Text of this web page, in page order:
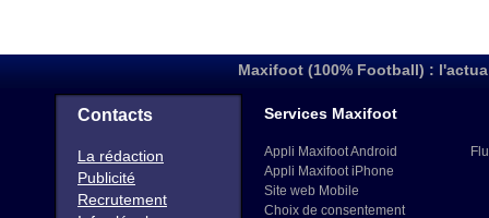
Maxifoot (100% Football) :
Contacts
La rédaction
Publicité
Recrutement
Services Maxifoot
Appli Maxifoot Android
Appli Maxifoot iPhone
Site web Mobile
Choix de consentement